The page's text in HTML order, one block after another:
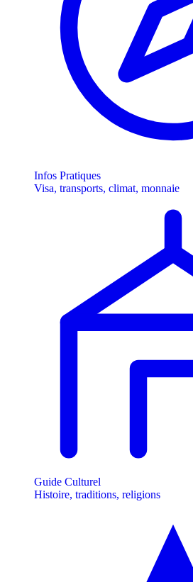
Infos Pratiques
Visa, transports, climat, monnaie
Guide Culturel
Histoire, traditions, religions